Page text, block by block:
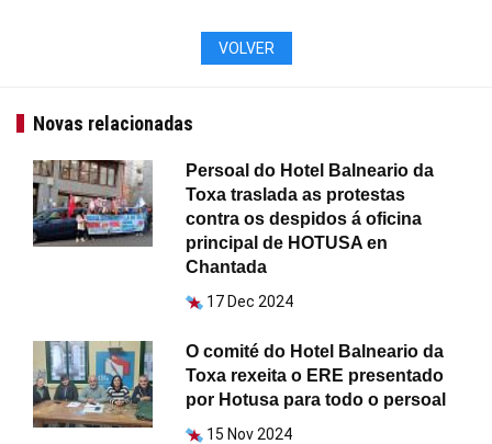
VOLVER
Novas relacionadas
Persoal do Hotel Balneario da
Toxa traslada as protestas
contra os despidos á oficina
principal de HOTUSA en
Chantada
17 Dec 2024
O comité do Hotel Balneario da
Toxa rexeita o ERE presentado
por Hotusa para todo o persoal
15 Nov 2024